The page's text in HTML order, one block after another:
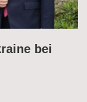
bei